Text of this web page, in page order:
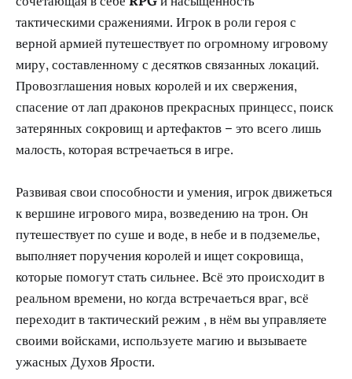
тактическими сражениями. Игрок в роли героя с
верной армией путешествует по огромному игровому
миру, составленному с десятков связанных локаций.
Провозглашения новых королей и их свержения,
спасение от лап драконов прекрасных принцесс, поиск
затерянных сокровищ и артефактов – это всего лишь
малость, которая встречаеться в игре.
Развивая свои способности и умения, игрок движеться
к вершине игрового мира, возведению на трон. Он
путешествует по суше и воде, в небе и в подземелье,
выполняет поручения королей и ищет сокровища,
которые помогут стать сильнее. Всё это происходит в
реальном времени, но когда встречаеться враг, всё
переходит в тактический режим , в нём вы управляете
своими войсками, используете магию и вызываете
ужасных Духов Ярости.